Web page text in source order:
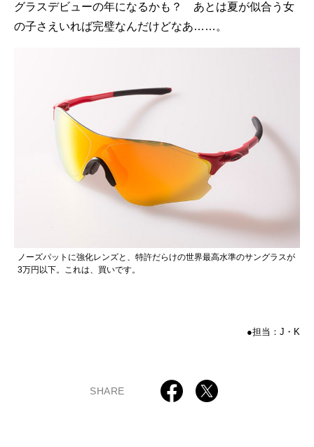
グラスデビューの年になるかも？ あとは夏が似合う女
の子さえいれば完璧なんだけどなあ……。
ノーズパットに強化レンズと、特許だらけの世界最高水準のサングラスが
3万円以下。これは、買いです。
●担当：J・K
SHARE